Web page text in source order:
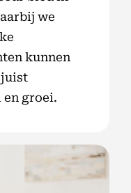
we
kunnen
juist
en groei.